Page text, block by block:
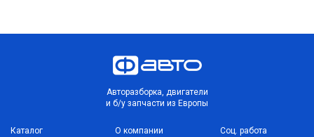
Авторазборка, двигатели
и б/у запчасти из Европы
Каталог
О компании
Соц. работа